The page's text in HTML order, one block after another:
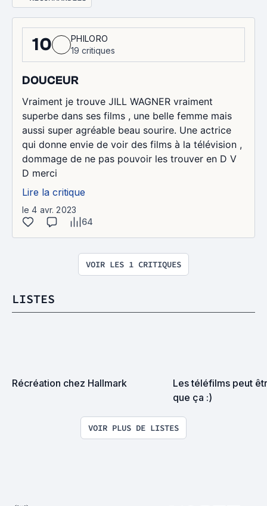
10
PHILORO
19 critiques
DOUCEUR
Vraiment je trouve JILL WAGNER vraiment
superbe dans ses films , une belle femme mais
aussi super agréable beau sourire. Une actrice
qui donne envie de voir des films à la télévision ,
dommage de ne pas pouvoir les trouver en D V
D merci
Lire la critique
le 4 avr. 2023
64
VOIR LES 1 CRITIQUES
LISTES
Récréation chez Hallmark
Les téléfilms peut
que ça :)
VOIR PLUS DE LISTES